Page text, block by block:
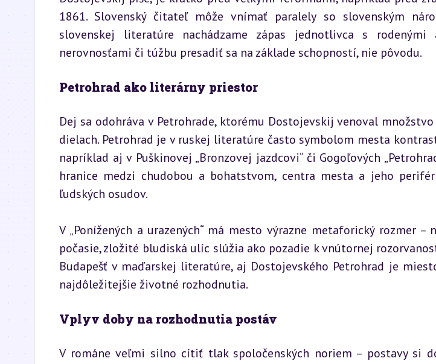
1861. Slovenský čitateľ môže vnímať paralely so slovenským
slovenskej literatúre nachádzame zápas jednotlivca s rodenými
nerovnosťami či túžbu presadiť sa na základe schopností, nie pôvodu.
Petrohrad ako literárny priestor
Dej sa odohráva v Petrohrade, ktorému Dostojevskij venoval
dielach. Petrohrad je v ruskej literatúre často symbolom mesta
napríklad aj v Puškinovej „Bronzovej jazdcovi“ či Gogoľových
hranice medzi chudobou a bohatstvom, centra mesta a jeho
ľudských osudov.
V „Ponížených a urazených“ má mesto výrazne metaforický rozmer –
počasie, zložité bludiská ulíc slúžia ako pozadie k vnútornej
Budapešť v maďarskej literatúre, aj Dostojevského Petrohrad je
najdôležitejšie životné rozhodnutia.
Vplyv doby na rozhodnutia postáv
V románe veľmi silno cítiť tlak spoločenských noriem – postavy si